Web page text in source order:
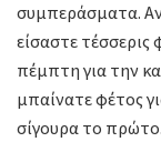
συμπεράσματα.
είσαστε τέσσερις
πέμπτη για την
μπαίνατε φέτος
σίγουρα το